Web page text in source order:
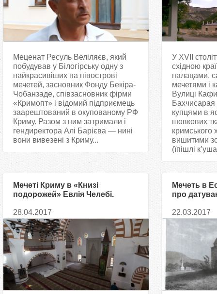
Меценат Ресуль Веліляєв, який
побудував у Білогірську одну з
найкрасивіших на півострові
мечетей, засновник Фонду Бекіра-
Чобанзаде, співзасновник фірми
«Кримопт» і відомий підприємець
заарештований в окупованому РФ
Криму. Разом з ним затримали і
гендиректора Алі Барієва — нині
вони вивезені з Криму...
У XVII
східною
палацами,
мечетями і
Вулиці
Бахчисарая
купцями в
шовкових
кримського
вишитими
(їпішлі
Мечеті Криму в «Книзі
подорожей» Евлія Челебі.
28.04.2017
Мечеть в
про
22.03.2017